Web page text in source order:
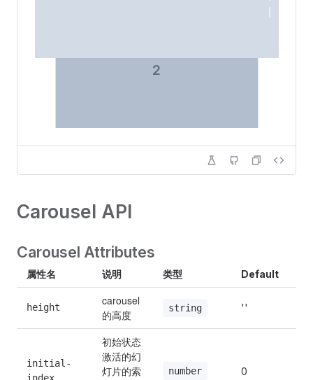
2
Carousel API
Carousel Attributes
属性名 说明 类型 Default
height
carousel
的高度
string ''
initial-
初始状态
激活的幻
灯片的索
number 0